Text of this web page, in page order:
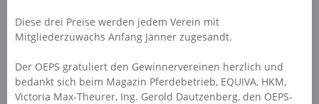
Diese drei Preise werden jedem Verein mit
Mitgliederzuwachs Anfang Jänner zugesandt.
Der OEPS gratuliert den Gewinnervereinen herzlich und
bedankt sich beim Magazin Pferdebetrieb, EQUIVA, HKM,
Victoria Max-Theurer, Ing. Gerold Dautzenberg, den OEPS-